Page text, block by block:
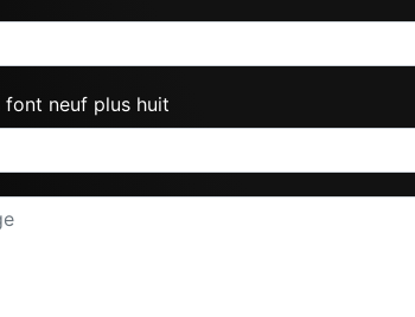
font neuf plus huit